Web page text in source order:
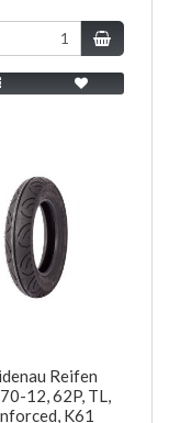
Reifen
12, 62P, TL,
K61